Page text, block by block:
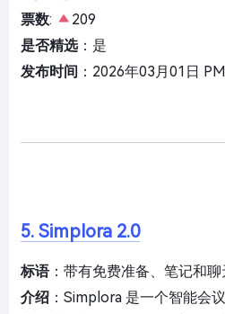
票数:
209
是否精选：是
发布时间 ：2026年03月01日
5. Simplora 2.0
标语：带有免费准备、笔记和
介绍 ：Simplora 是一个智能会